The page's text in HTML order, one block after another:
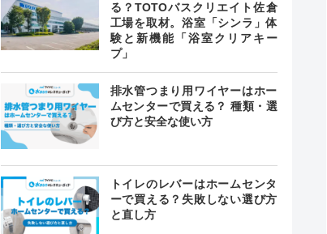
る？TOTOバスクリエイト佐倉
工場を取材。浴室「シンラ」体
験と新機能「浴室クリアキー
プ」
排水管つまり用ワイヤーはホー
ムセンターで買える？ 種類・選
び方と安全な使い方
トイレのレバーはホームセンタ
ーで買える？失敗しない選び方
と直し方